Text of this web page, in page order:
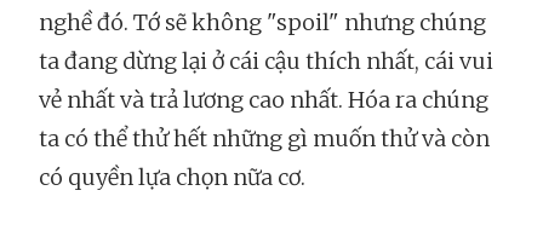
nghề đó. Tớ sẽ không "spoil" nhưng chúng
ta đang dừng lại ở cái cậu thích nhất, cái vui
vẻ nhất và trả lương cao nhất. Hóa ra chúng
ta có thể thử hết những gì muốn thử và còn
có quyền lựa chọn nữa cơ.